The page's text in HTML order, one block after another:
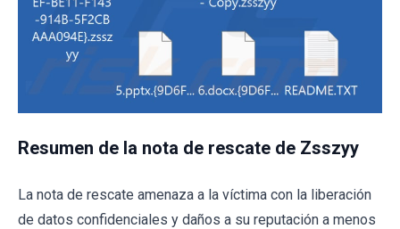
Resumen de la nota de rescate de Zsszyy
La nota de rescate amenaza a la víctima con la liberación
de datos confidenciales y daños a su reputación a menos